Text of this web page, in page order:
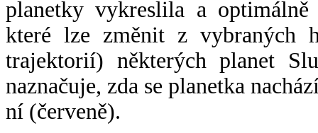
planetky vykreslila a
které lze změnit z vybraných
trajektorií) některých planet
naznačuje, zda se planetka
ní (červeně).